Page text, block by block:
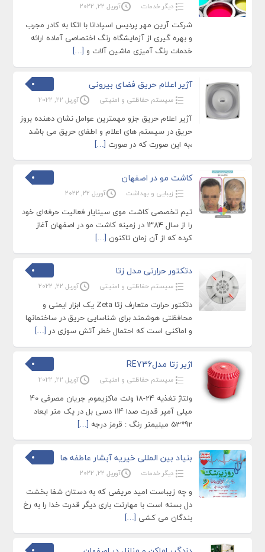
دیگر خدمات آوریل 22, 2022
شرکت آرین مهر پردیس اسپادانا با اتکا به کادر مجرب
و بهره گیری از آزمایشگاه رنگ اختصاصی آماده ارائه
خدمات رنگ آمیزی ماشین آلات و […]
آژیر اعلام حریق فضای بیرونی
سیستم حفاظتی و امنیتی آوریل 22, 2022
آژیر اعلام حریق جزو مهمترین عوامل نشان دهنده بروز
حریق در سیستم های اعلام و اطفای حریق می باشد
،به این صورت که در صورت […]
کاشت مو در اصفهان
زیبایی و بهداشت آوریل 22, 2022
تیم تخصصی کاشت موی سینایار فعالیت حرفه‌ای خود
را از سال ۱۳۸۴ در زمینه کاشت مو در اصفهان آغاز
کرده که از آن زمان تاکنون […]
دتکتور حرارتی مدل زتا
سیستم حفاظتی و امنیتی آوریل 22, 2022
دتکتور حرارت متعارف زتا Zeta یک ابزار ایمنی و
محافظتی هوشمند برای شناسایی حریق در ساختمانها
و اماکنی است که احتمال خطر آتش سوزی در […]
اژیر زتا مدلRE736
سیستم حفاظتی و امنیتی آوریل 22, 2022
ولتاژ تغذیه 24-18 ولت ماکزیموم جریان مصرفی 40
میلی آمپر قدرت صدا 114 دسی بل در یک متر ابعاد
92*53 میلیمتر رنگ : قرمز درجه
[…]
بنیاد بین المللی خیریه آبشار عاطفه ها
دیگر خدمات آوریل 22, 2022
و چه زیباست امید مریضی که به دستان شفا بخشت
دل بسته است با مهارتت باری دیگر قدرت خدا را به رخ
بندگان می کشی […]